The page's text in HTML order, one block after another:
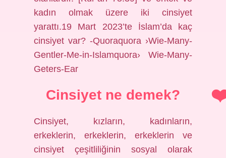
kadın olmak üzere iki cinsiyet
yarattı.19 Mart 2023’te İslam’da kaç
cinsiyet var? -Quoraquora ›Wie-Many-
Gentler-Me-in-Islamquora› Wie-Many-
Geters-Ear
Cinsiyet ne demek?
Cinsiyet, kızların, kadınların,
erkeklerin, erkeklerin, erkeklerin ve
cinsiyet çeşitliliğinin sosyal olarak